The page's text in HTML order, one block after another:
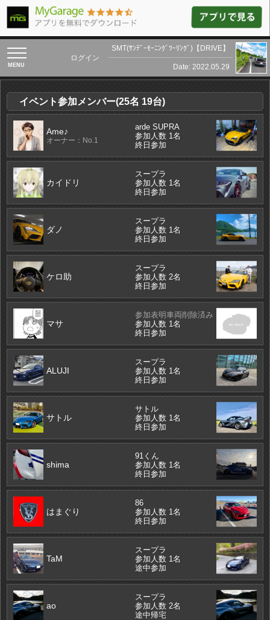
toggle
navigation
ログイン
SMT(ｻﾝﾃﾞｰﾓｰﾆﾝｸﾞﾂｰﾘﾝｸﾞ)【DRIVE】
Date: 2022.05.29
イベント参加メンバー(25名 19台)
Ame♪
オーナー：No.1
arde SUPRA
参加人数 1名
終日参加
カイドリ
スープラ
参加人数 1名
終日参加
ダノ
スープラ
参加人数 1名
終日参加
ケロ助
スープラ
参加人数 2名
終日参加
マサ
参加表明車両削除済み
参加人数 1名
終日参加
ALUJI
スープラ
参加人数 1名
終日参加
サトル
サトル
参加人数 1名
終日参加
shima
91くん
参加人数 1名
終日参加
はまぐり
86
参加人数 1名
終日参加
TaM
スープラ
参加人数 1名
途中参加
ao
スープラ
参加人数 2名
途中帰宅